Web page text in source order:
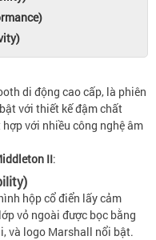
di động cao cấp, là phiên
với thiết kế đậm chất
với nhiều công nghệ âm
II:
hộp cổ điển lấy cảm
vỏ ngoài được bọc bằng
và logo Marshall nổi bật.